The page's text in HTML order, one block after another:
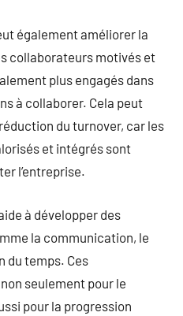
également améliorer la
collaborateurs motivés et
plus engagés dans
à collaborer. Cela peut
du turnover, car les
et intégrés sont
l’entreprise.
à développer des
la communication, le
du temps. Ces
seulement pour le
pour la progression